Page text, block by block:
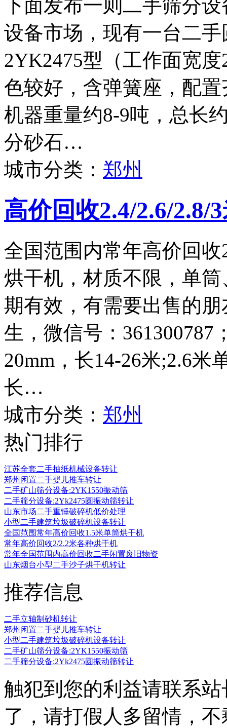
下面发布一则二手筛分
设备市场，现有一台二
2YK2475型（工作面宽
色较好，含弹簧座，配
机器重量约8-9吨，总长
分砂石…
城市分类： 郑州
高价回收2.4/2.6/2.8/
全国范围内常年高价回收
烘干机，材质不限，单
期有效，有需要出售的朋
生，微信号：361300787
20mm，长14-26米;2.6米
长…
城市分类： 郑州
热门排行
江苏全套二手抽纸机械设备转让
郑州闲置二手婴儿推车转让
二手矿山筛分设备:2YK1550振动筛
二手筛分设备:2Yk2475圆振动筛转让
山东市场二手重锤破碎机低价处理
小型二手建筑垃圾破碎机设备转让
全国范围常年高价回收1.5米单筒烘干机
常年高价回收2/2.2米各种烘干机
常年全国范围内高价回收二手闲置废旧物资
山东烟台小型二手沙子烘干机转让
推荐信息
二手立轴制砂机转让
郑州闲置二手婴儿推车转让
小型二手建筑垃圾破碎机设备转让
二手矿山筛分设备:2YK1550振动筛
二手筛分设备:2Yk2475圆振动筛转让
触犯到您的利益请联系
了，请打假人多留情，